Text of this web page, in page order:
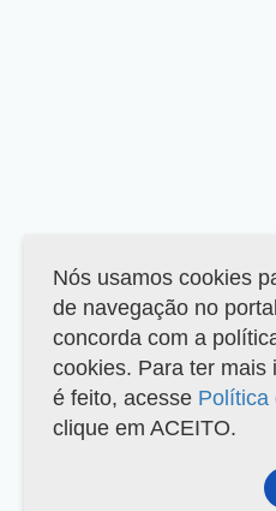
Nós usamos cookies
de navegação no
concorda com a
cookies. Para ter mais
é feito, acesse Política
clique em ACEITO.